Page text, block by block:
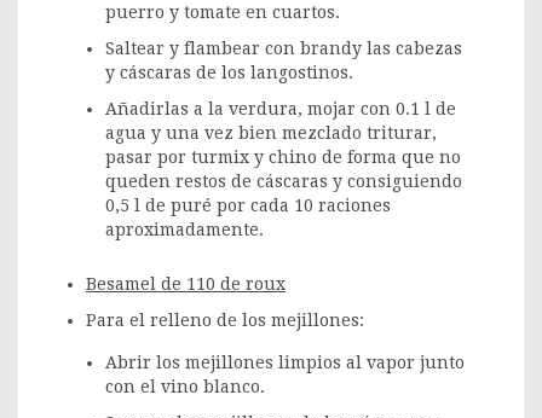
puerro y tomate en cuartos.
Saltear y flambear con brandy las cabezas
y cáscaras de los langostinos.
Añadirlas a la verdura, mojar con 0.1 l de
agua y una vez bien mezclado triturar,
pasar por turmix y chino de forma que no
queden restos de cáscaras y consiguiendo
0,5 l de puré por cada 10 raciones
aproximadamente.
Besamel de 110 de roux
Para el relleno de los mejillones:
Abrir los mejillones limpios al vapor junto
con el vino blanco.